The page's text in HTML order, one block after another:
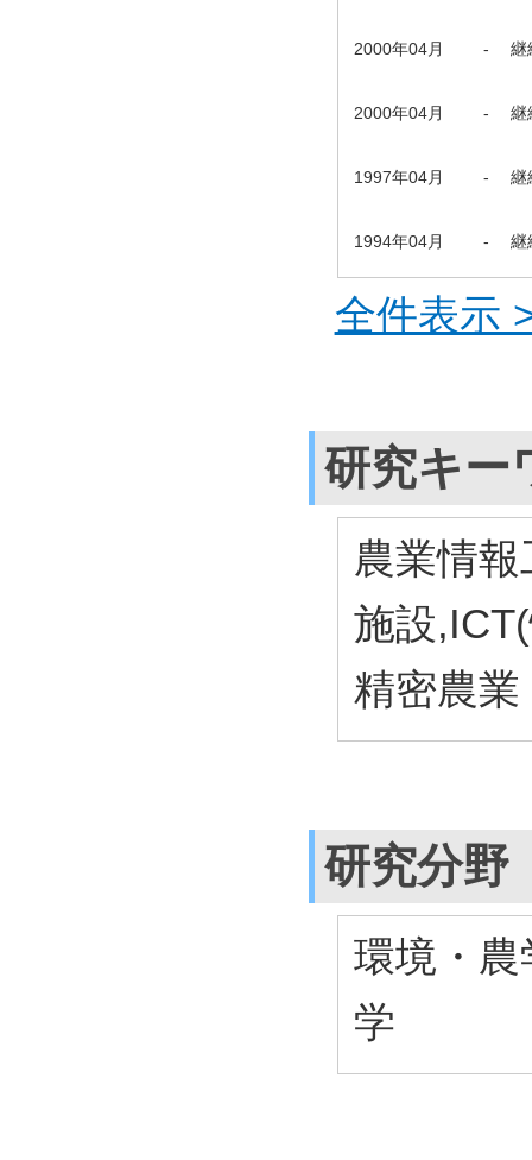
2000年04月 - 継
2000年04月 - 継
1997年04月 - 継
1994年04月 - 継
全件表示
研究キー
農業情
施設
精密農業
研究分野
環境・
学